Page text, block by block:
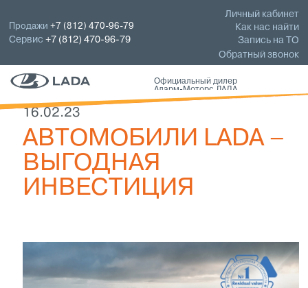
Личный кабинет
Как нас найти
Запись на ТО
Обратный звонок
Продажи+7 (812) 470-96-79
Сервис+7 (812) 470-96-79
Официальный дилер
Аларм-Моторс ЛАДА
16.02.23
АВТОМОБИЛИ LADA –
ВЫГОДНАЯ
ИНВЕСТИЦИЯ